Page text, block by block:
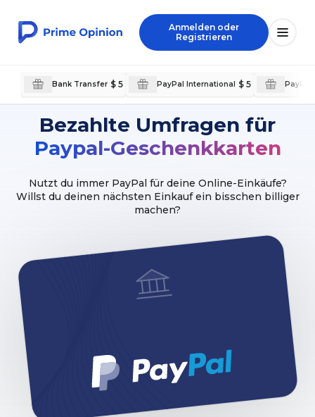
Anmelden oder
Registrieren
Bank Transfer $ 5 PayPal International $ 5 PayPal
Bezahlte Umfragen für
Paypal-Geschenkkarten
Nutzt du immer PayPal für deine Online-Einkäufe?
Willst du deinen nächsten Einkauf ein bisschen billiger
machen?